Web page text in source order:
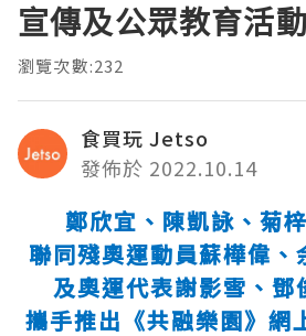
宣傳及公眾教育活動
瀏覽次數:232
食買玩 Jetso
發佈於 2022.10.14
鄭欣宜、陳凱詠、菊
聯同殘奧運動員蘇樺偉、
及奧運代表謝影雪、鄧
攜手推出《共融樂園》網